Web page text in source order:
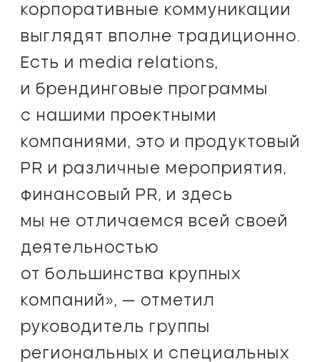
корпоративные коммуникации
выглядят вполне традиционно.
Есть и media relations,
и брендинговые программы
с нашими проектными
компаниями, это и продуктовый
PR и различные мероприятия,
финансовый PR, и здесь
мы не отличаемся всей своей
деятельностью
от большинства крупных
компаний», — отметил
руководитель группы
региональных и специальных